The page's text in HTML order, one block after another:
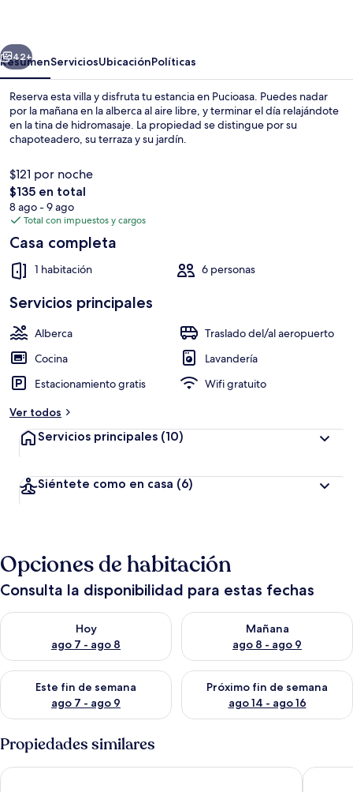
Siguiente
42+
ResumenServiciosUbicaciónPolíticas
Reserva esta villa y disfruta tu estancia en Pucioasa. Puedes nadar
por la mañana en la alberca al aire libre, y terminar el día relajándote
en la tina de hidromasaje. La propiedad se distingue por su
chapoteadero, su terraza y su jardín.
$121 por noche
El
precio
total
de
$135
$135 en total
8 ago - 9 ago
Total con impuestos y cargos
Casa completa
1 habitación 6 personas
Servicios principales
Alberca
Traslado del/al aeropuerto
Cocina
Lavandería
Estacionamiento gratis
Wifi gratuito
Ver todos
Servicios principales (10)
Siéntete como en casa (6)
Opciones de habitación
Consulta la disponibilidad para estas fechas
Hoy
ago 7 - ago 8
Consulta la disponibilidad para hoy ago 7 - ago 8
Mañana
ago 8 - ago 9
Consulta la disponibilidad
Este fin de semana
ago 7 - ago 9
Consulta la disponibilidad para este fin de semana ago 7 -
Próximo fin de semana
ago 14 - ago 16
Consulta la disponibilidad
Propiedades similares
Residence Central Annapolis Casa